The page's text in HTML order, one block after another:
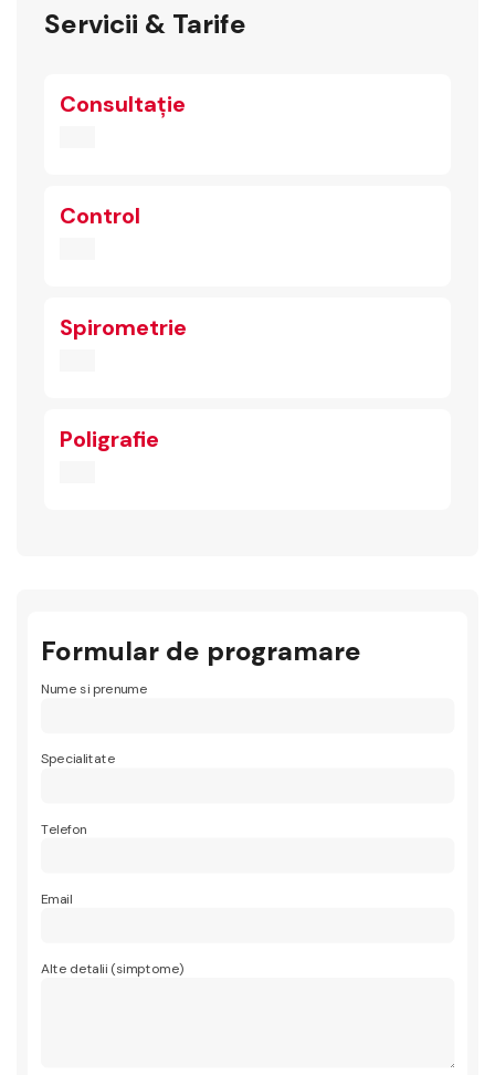
Servicii & Tarife
Consultație
Control
Spirometrie
Poligrafie
Formular de programare
Nume si prenume
Specialitate
Telefon
Email
Alte detalii (simptome)